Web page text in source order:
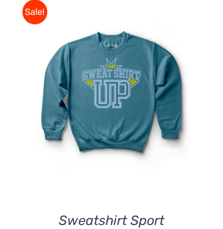
Sale!
DÉTAILS
Sweatshirt Sport